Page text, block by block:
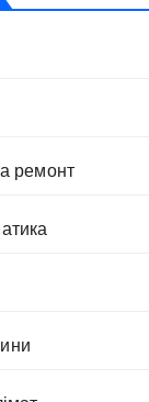
ремонт